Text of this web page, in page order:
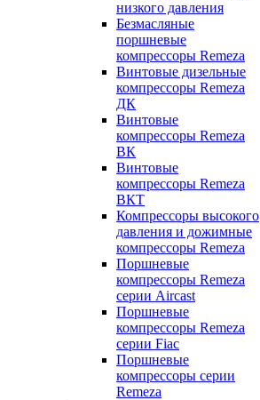
низкого давления
Безмасляные
поршневые
компрессоры Remeza
Винтовые дизельные
компрессоры Remeza
ДК
Винтовые
компрессоры Remeza
ВК
Винтовые
компрессоры Remeza
ВКТ
Компрессоры высокого
давления и дожимные
компрессоры Remeza
Поршневые
компрессоры Remeza
серии Aircast
Поршневые
компрессоры Remeza
серии Fiac
Поршневые
компрессоры серии
Remeza